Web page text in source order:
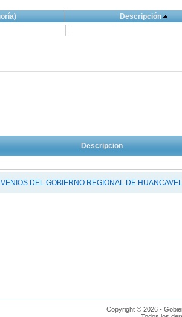
Descripción
Descripcion
DEL GOBIERNO REGIONAL DE
Copyright © 2026 -